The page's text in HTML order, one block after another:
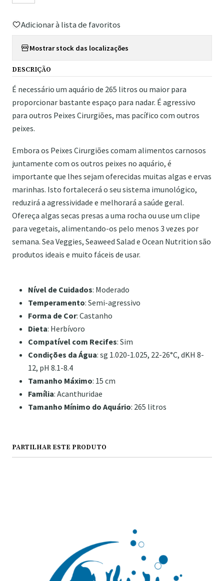
Adicionar à lista de favoritos
Mostrar stock das localizações
DESCRIÇÃO
É necessário um aquário de 265 litros ou maior para
proporcionar bastante espaço para nadar. É agressivo
para outros Peixes Cirurgiões, mas pacífico com outros
peixes.
Embora os Peixes Cirurgiões comam alimentos carnosos
juntamente com os outros peixes no aquário, é
importante que lhes sejam oferecidas muitas algas e ervas
marinhas. Isto fortalecerá o seu sistema imunológico,
reduzirá a agressividade e melhorará a saúde geral.
Ofereça algas secas presas a uma rocha ou use um clipe
para vegetais, alimentando-os pelo menos 3 vezes por
semana. Sea Veggies, Seaweed Salad e Ocean Nutrition são
produtos ideais e muito fáceis de usar.
Nível de Cuidados: Moderado
Temperamento: Semi-agressivo
Forma de Cor: Castanho
Dieta: Herbívoro
Compatível com Recifes: Sim
Condições da Água: sg 1.020-1.025, 22-26°C, dKH 8-
12, pH 8.1-8.4
Tamanho Máximo: 15 cm
Família: Acanthuridae
Tamanho Mínimo do Aquário: 265 litros
PARTILHAR ESTE PRODUTO